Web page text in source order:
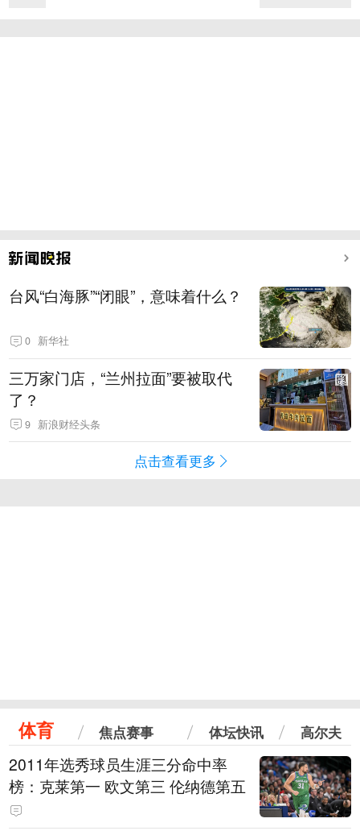
台风“白海豚”“闭眼”，意味着什么？
0 新华社
三万家门店，“兰州拉面”要被取代
了？
9 新浪财经头条
点击查看更多
体育 焦点赛事 体坛快讯 高尔夫
2011年选秀球员生涯三分命中率
榜：克莱第一 欧文第三 伦纳德第五